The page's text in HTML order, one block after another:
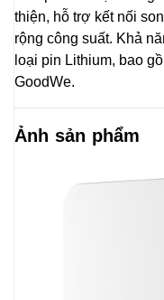
thiện, hỗ trợ kết nối
rộng công suất. Khả
loại pin Lithium, bao
GoodWe.
Ảnh sản phẩm